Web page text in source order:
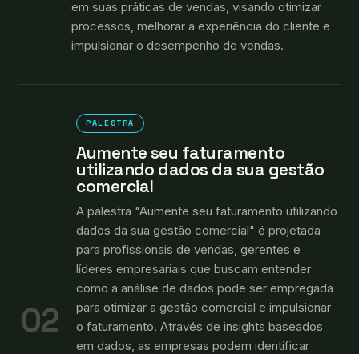
em suas práticas de vendas, visando otimizar
processos, melhorar a experiência do cliente e
impulsionar o desempenho de vendas.
02
PALESTRA
Aumente seu faturamento
utilizando dados da sua gestão
comercial
A palestra "Aumente seu faturamento utilizando
dados da sua gestão comercial" é projetada
para profissionais de vendas, gerentes e
líderes empresariais que buscam entender
como a análise de dados pode ser empregada
para otimizar a gestão comercial e impulsionar
o faturamento. Através de insights baseados
em dados, as empresas podem identificar